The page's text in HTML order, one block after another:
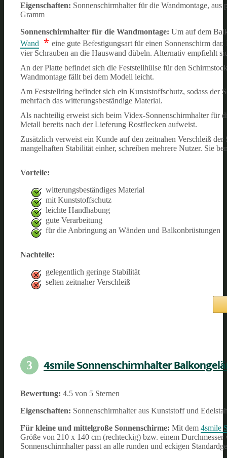
Eigenschaften: Sonnenschirmhalter für die Wandmontage,
Gramm
Sonnenschirmhalter für die Wandmontage: Um auf dem
Wand
* eine gute Befestigungsart für einen Sonnenschirm
vier Schrauben an die Hauswand dübeln. Alternativ empfiehlt
An der Platte befindet sich die Feststellhülse für den
Wandmontage fällt bei dem Modell leicht.
Am Feststellring befindet sich ein Kunststoffschutz, sodass der
mehrfach das witterungsbeständige Material.
Als nachteilig erweist sich beim Videx-Sonnenschirmhalter für
Metall bereits nach der Lieferung Rostflecken aufweist.
Zusätzlich verweist ein Kunde auf den zeitnahen Verschleiß
mangelhaften Stabilität einher, schreiben mehrere Nutzer. Sie
Vorteile:
witterungsbeständiges Material
mit Kunststoffschutz
leichte Handhabung
gute Verarbeitung
für die Anbringung an Wänden und Balkonbrüstungen
Nachteile:
gelegentlich geringe Stabilität
selten zeitnaher Verschleiß
3 4smile Sonnenschirmhalter
Bewertung: 4.5 von 5 Sternen
Eigenschaften: Sonnenschirmhalter aus Kunststoff und
Für kleine und mittelgroße Sonnenschirme: Mit dem 4smile
Größe von 210 x 140 cm (rechteckig) bzw. einem
Sonnenschirmhalter passt an alle runden und eckigen